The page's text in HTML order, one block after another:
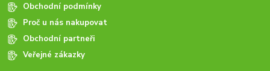
Obchodní podmínky
Proč u nás nakupovat
Obchodní partneři
Veřejné zákazky